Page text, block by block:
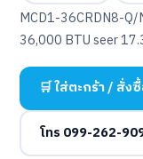
MCD1-36CRDN8-
36,000 BTU seer
🛒 ใส่ตะกร้า / สั่ง
โทร 099-262-